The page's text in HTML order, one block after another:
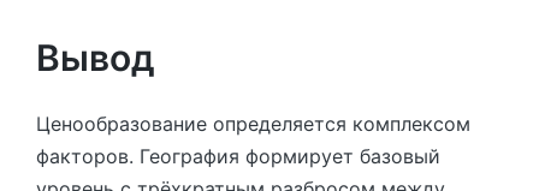
Вывод
Ценообразование определяется комплексом
факторов. География формирует базовый